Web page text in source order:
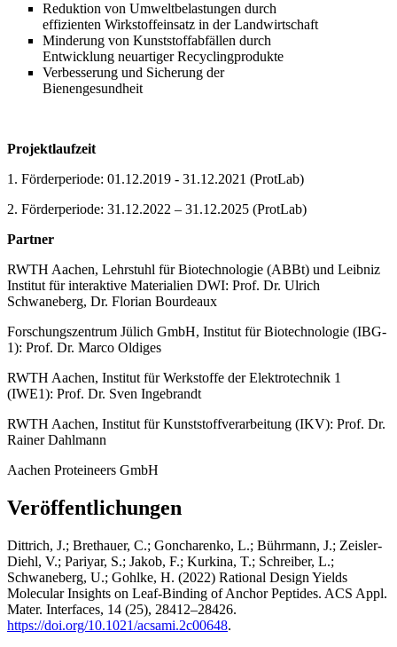
Reduktion von Umweltbelastungen durch
effizienten Wirkstoffeinsatz in der Landwirtschaft
Minderung von Kunststoffabfällen durch
Entwicklung neuartiger Recyclingprodukte
Verbesserung und Sicherung der
Bienengesundheit
Projektlaufzeit
1. Förderperiode: 01.12.2019 - 31.12.2021 (ProtLab)
2. Förderperiode: 31.12.2022 – 31.12.2025 (ProtLab)
Partner
RWTH Aachen, Lehrstuhl für Biotechnologie (ABBt) und Leibniz
Institut für interaktive Materialien DWI: Prof. Dr. Ulrich
Schwaneberg, Dr. Florian Bourdeaux
Forschungszentrum Jülich GmbH, Institut für Biotechnologie (IBG-
1): Prof. Dr. Marco Oldiges
RWTH Aachen, Institut für Werkstoffe der Elektrotechnik 1
(IWE1): Prof. Dr. Sven Ingebrandt
RWTH Aachen, Institut für Kunststoffverarbeitung (IKV): Prof. Dr.
Rainer Dahlmann
Aachen Proteineers GmbH
Veröffentlichungen
Dittrich, J.; Brethauer, C.; Goncharenko, L.; Bührmann, J.; Zeisler-
Diehl, V.; Pariyar, S.; Jakob, F.; Kurkina, T.; Schreiber, L.;
Schwaneberg, U.; Gohlke, H. (2022) Rational Design Yields
Molecular Insights on Leaf-Binding of Anchor Peptides. ACS Appl.
Mater. Interfaces, 14 (25), 28412–28426.
https://doi.org/10.1021/acsami.2c00648.